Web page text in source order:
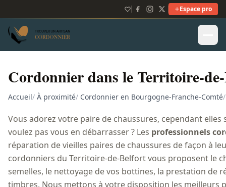
Espace pro
Cordonnier dans le Territoire-
Accueil/ À proximité/ Cordonnier en Bourgogne-Franche-Comté/
Vous adorez votre paire de chaussures, cependant
voulez pas vous en débarrasser ? Les professionnels
réparation de vieilles paires de chaussures de façon à
cordonniers du Territoire-de-Belfort vous proposent le
semelles, le nettoyage de vos bottines, la prestation de
timbres. Nous mettons à votre disposition les meilleurs